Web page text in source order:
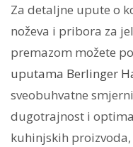
Za detaljne upute o
noževa i pribora za
premazom možete
uputama Berlinger
sveobuhvatne
dugotrajnost i
kuhinjskih